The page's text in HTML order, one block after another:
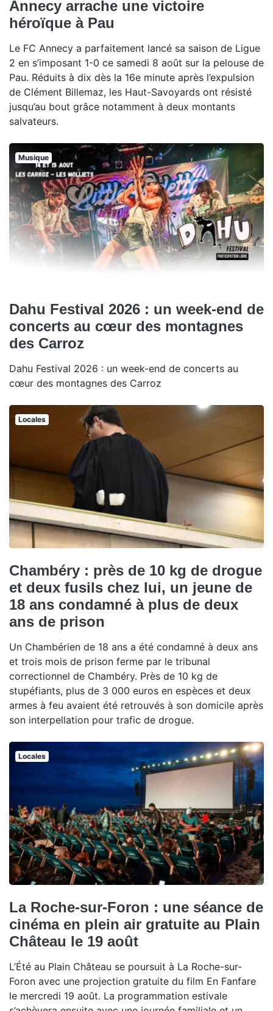
Annecy arrache une victoire
héroïque à Pau
Le FC Annecy a parfaitement lancé sa saison de Ligue
2 en s’imposant 1-0 ce samedi 8 août sur la pelouse de
Pau. Réduits à dix dès la 16e minute après l’expulsion
de Clément Billemaz, les Haut-Savoyards ont résisté
jusqu’au bout grâce notamment à deux montants
salvateurs.
Musique
Dahu Festival 2026 : un week-end de
concerts au cœur des montagnes
des Carroz
Dahu Festival 2026 : un week-end de concerts au
cœur des montagnes des Carroz
Locales
Chambéry : près de 10 kg de drogue
et deux fusils chez lui, un jeune de
18 ans condamné à plus de deux
ans de prison
Un Chambérien de 18 ans a été condamné à deux ans
et trois mois de prison ferme par le tribunal
correctionnel de Chambéry. Près de 10 kg de
stupéfiants, plus de 3 000 euros en espèces et deux
armes à feu avaient été retrouvés à son domicile après
son interpellation pour trafic de drogue.
Locales
La Roche-sur-Foron : une séance de
cinéma en plein air gratuite au Plain
Château le 19 août
L’Été au Plain Château se poursuit à La Roche-sur-
Foron avec une projection gratuite du film En Fanfare
le mercredi 19 août. La programmation estivale